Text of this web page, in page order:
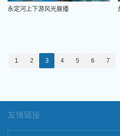
永定河上下游风光展播
1 2 3 4 5 6 7
友情链接